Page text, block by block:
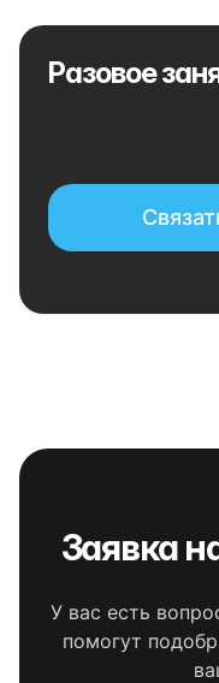
Разовое
Заявка
У вас есть
помогут